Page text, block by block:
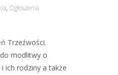
, Ogłoszenia
Trzeźwości.
modlitwy o
ich rodziny a także